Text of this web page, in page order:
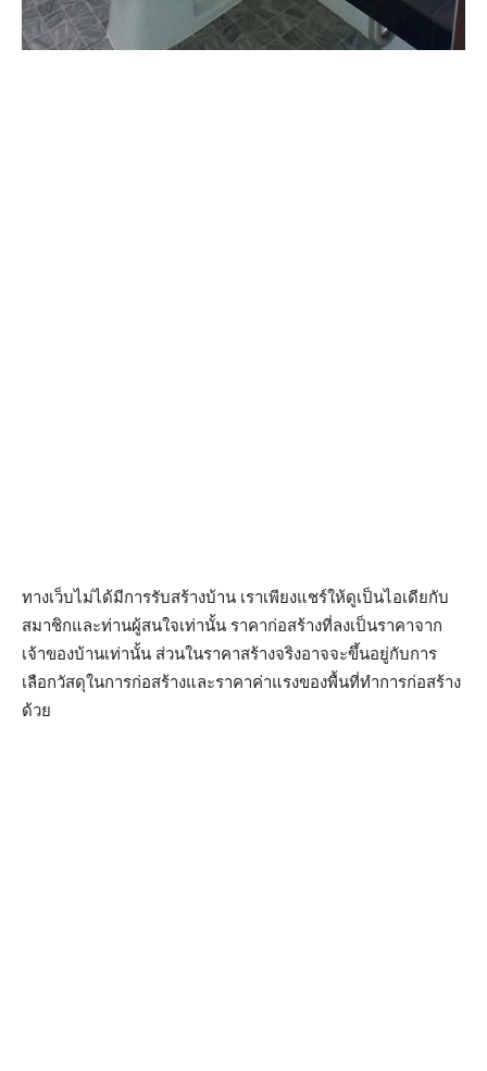
ทางเว็บไม่ได้มีการรับสร้างบ้าน เราเพียงแชร์ให้ดูเป็นไอเดียกับ
สมาชิกและท่านผู้สนใจเท่านั้น ราคาก่อสร้างที่ลงเป็นราคาจาก
เจ้าของบ้านเท่านั้น ส่วนในราคาสร้างจริงอาจจะขึ้นอยู่กับการ
เลือกวัสดุในการก่อสร้างและราคาค่าแรงของพื้นที่ทำการก่อสร้าง
ด้วย